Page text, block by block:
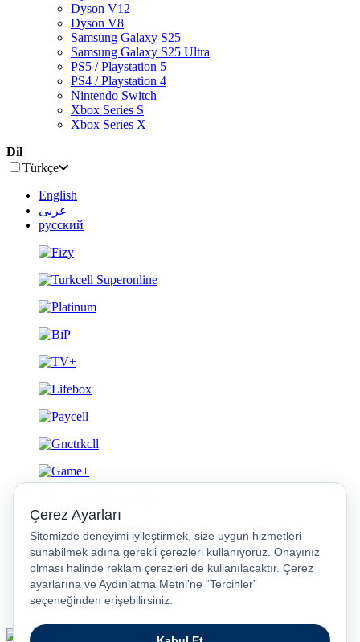
Dyson V12
Dyson V8
Samsung Galaxy S25
Samsung Galaxy S25 Ultra
PS5 / Playstation 5
PS4 / Playstation 4
Nintendo Switch
Xbox Series S
Xbox Series X
Dil
Türkçe
English
عربى
русский
Gizlilik ve Güvenlik